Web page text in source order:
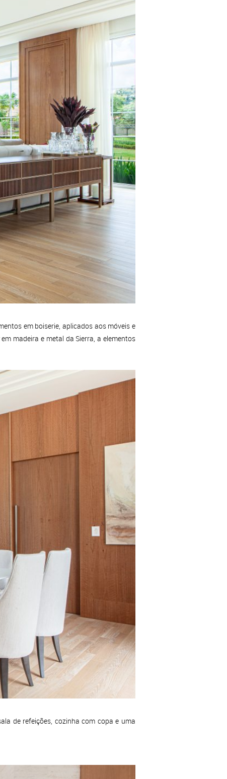
em boiserie, aplicados aos móveis e
madeira e metal da Sierra, a elementos
de refeições, cozinha com copa e uma